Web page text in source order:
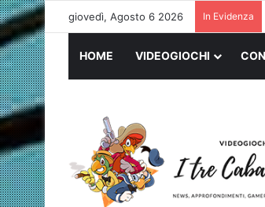
giovedì, Agosto 6 2026 In Evidenza
HOME VIDEOGIOCHI